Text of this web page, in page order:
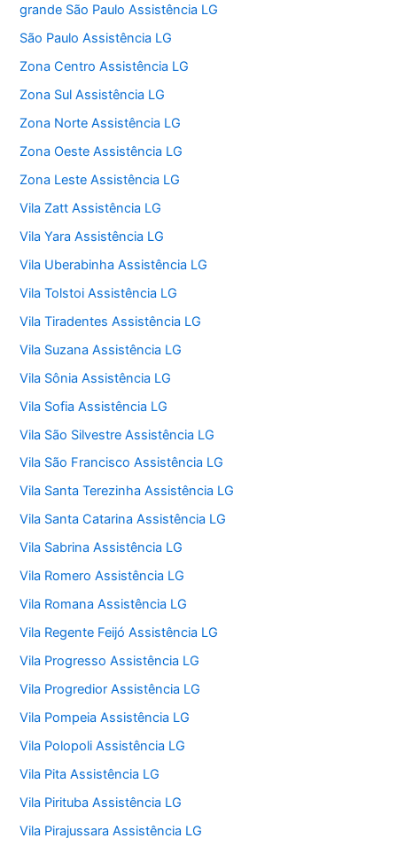
grande São Paulo Assistência LG
São Paulo Assistência LG
Zona Centro Assistência LG
Zona Sul Assistência LG
Zona Norte Assistência LG
Zona Oeste Assistência LG
Zona Leste Assistência LG
Vila Zatt Assistência LG
Vila Yara Assistência LG
Vila Uberabinha Assistência LG
Vila Tolstoi Assistência LG
Vila Tiradentes Assistência LG
Vila Suzana Assistência LG
Vila Sônia Assistência LG
Vila Sofia Assistência LG
Vila São Silvestre Assistência LG
Vila São Francisco Assistência LG
Vila Santa Terezinha Assistência LG
Vila Santa Catarina Assistência LG
Vila Sabrina Assistência LG
Vila Romero Assistência LG
Vila Romana Assistência LG
Vila Regente Feijó Assistência LG
Vila Progresso Assistência LG
Vila Progredior Assistência LG
Vila Pompeia Assistência LG
Vila Polopoli Assistência LG
Vila Pita Assistência LG
Vila Pirituba Assistência LG
Vila Pirajussara Assistência LG